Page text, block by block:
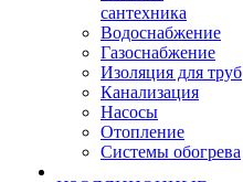
сантехника
Водоснабжение
Газоснабжение
Изоляция для труб
Канализация
Насосы
Отопление
Системы обогрева